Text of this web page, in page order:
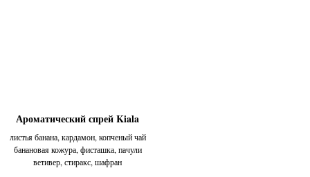
Ароматический спрей Kiala
листья банана, кардамон, копченый чай
банановая кожура, фисташка, пачули
ветивер, стиракс, шафран